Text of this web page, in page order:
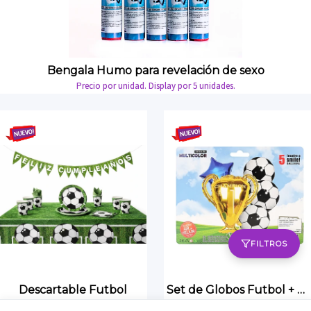
FILTROS
Bengala Humo para revelación de sexo
Precio por unidad. Display por 5 unidades.
Descartable Futbol Set de Globos Futbol + Trofeo